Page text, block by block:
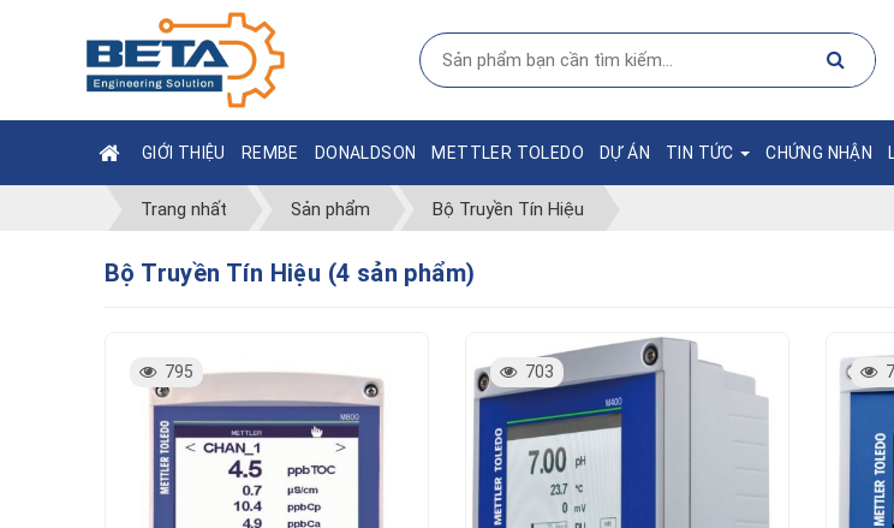
GIỚI THIỆU REMBE DONALDSON METTLER TOLEDO DỰ ÁN TIN TỨC CHỨNG NHẬN
Trang nhất Sản phẩm Bộ Truyền Tín Hiệu
Bộ Truyền Tín Hiệu (4 sản phẩm)
795 703